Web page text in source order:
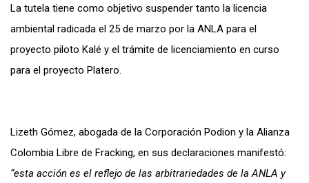
La tutela tiene como objetivo suspender tanto la licencia
ambiental radicada el 25 de marzo por la ANLA para el
proyecto piloto Kalé y el trámite de licenciamiento en curso
para el proyecto Platero.
Lizeth Gómez, abogada de la Corporación Podion y la Alianza
Colombia Libre de Fracking, en sus declaraciones manifestó:
“esta acción es el reflejo de las arbitrariedades de la ANLA y